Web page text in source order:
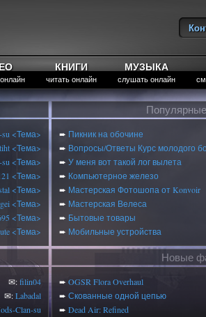
КНИГИ
читать онлайн
МУЗЫКА
слушать онлайн
<Тема>
<Тема>
<Тема>
<Тема>
<Тема>
<Тема>
<Тема>
<Тема>
➨ Пикник на обочине
➨ Вопросы/Ответы Курс молодого
➨ У меня вот такой лог вылета
➨ Компьютерное железо
➨ Мастерская Фотошопа от Konvoir
➨ Мастерская Велеса
➨ Бытовые товары
➨ Мобильные устройства
✉:filin04
✉:Labadal
Clan-su
Новые
➨ OGSR Flora Overhaul
➨ Скованные одной цепью
➨ Dead Air: Refined